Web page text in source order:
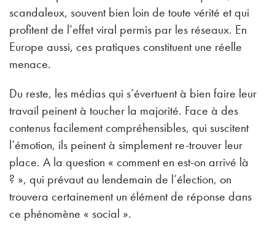
scandaleux, souvent bien loin de toute vérité et qui
profitent de l’effet viral permis par les réseaux. En
Europe aussi, ces pratiques constituent une réelle
menace.
Du reste, les médias qui s’évertuent à bien faire leur
travail peinent à toucher la majorité. Face à des
contenus facilement compréhensibles, qui suscitent
l’émotion, ils peinent à simplement re-trouver leur
place. A la question « comment en est-on arrivé là
? », qui prévaut au lendemain de l’élection, on
trouvera certainement un élément de réponse dans
ce phénomène « social ».